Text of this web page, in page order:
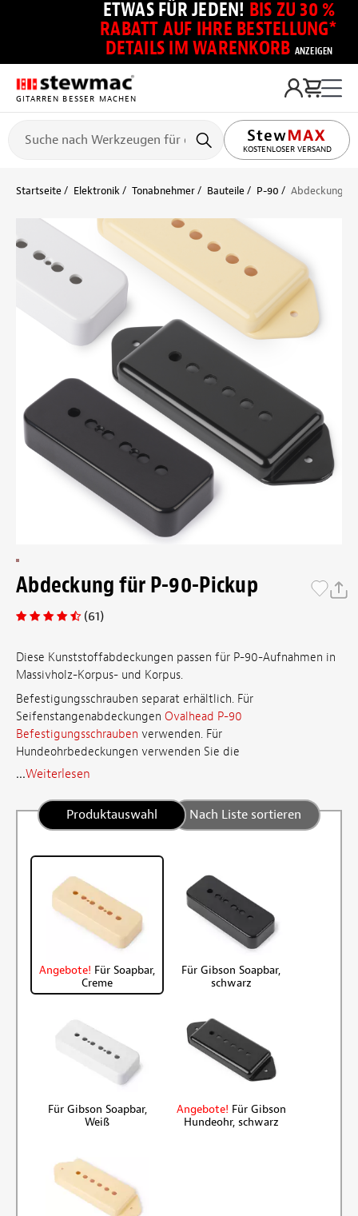
ETWAS FÜR JEDEN! BIS ZU 30 %
RABATT AUF IHRE BESTELLUNG*
DETAILS IM WARENKORB ANZEIGEN
GITARREN BESSER MACHEN
KOSTENLOSER VERSAND
Startseite Elektronik Tonabnehmer Bauteile P-90 Abdeckung
Abdeckung für P-90-Pickup
(61)
Diese Kunststoffabdeckungen passen für P-90-Aufnahmen in
Massivholz-Korpus- und Korpus.
Befestigungsschrauben separat erhältlich. Für
Seifenstangenabdeckungen Ovalhead P-90
Befestigungsschrauben verwenden. Für
Hundeohrbedeckungen verwenden Sie die
...Weiterlesen
Produktauswahl Nach Liste sortieren
Angebote! Für Soapbar,
Creme
Für Gibson Soapbar,
schwarz
Für Gibson Soapbar,
Weiß
Angebote! Für Gibson
Hundeohr, schwarz